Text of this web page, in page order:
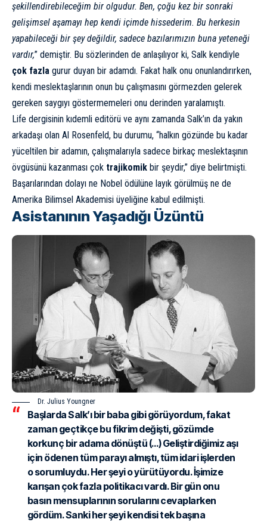
şekillendirebileceğim bir olgudur. Ben, çoğu kez bir sonraki
gelişimsel aşamayı hep kendi içimde hissederim. Bu herkesin
yapabileceği bir şey değildir, sadece bazılarımızın buna yeteneği
vardır,” demiştir. Bu sözlerinden de anlaşılıyor ki, Salk kendiyle
çok fazla gurur duyan bir adamdı. Fakat halk onu onunlandırırken,
kendi meslektaşlarının onun bu çalışmasını görmezden gelerek
gereken saygıyı göstermemeleri onu derinden yaralamıştı.
Life dergisinin kıdemli editörü ve aynı zamanda Salk’ın da yakın
arkadaşı olan Al Rosenfeld, bu durumu, “halkın gözünde bu kadar
yüceltilen bir adamın, çalışmalarıyla sadece birkaç meslektaşının
övgüsünü kazanması çok trajikomik bir şeydir,” diye belirtmişti.
Başarılarından dolayı ne Nobel ödülüne layık görülmüş ne de
Amerika Bilimsel Akademisi üyeliğine kabul edilmişti.
Asistanının Yaşadığı Üzüntü
Dr. Julius Youngner
Başlarda Salk’ı bir baba gibi görüyordum, fakat
zaman geçtikçe bu fikrim değişti, gözümde
korkunç bir adama dönüştü (…) Geliştirdiğimiz aşı
için ödenen tüm parayı almıştı, tüm idari işlerden
o sorumluydu. Her şeyi o yürütüyordu. İşimize
karışan çok fazla politikacı vardı. Bir gün onu
basın mensuplarının sorularını cevaplarken
gördüm. Sanki her şeyi kendisi tek başına